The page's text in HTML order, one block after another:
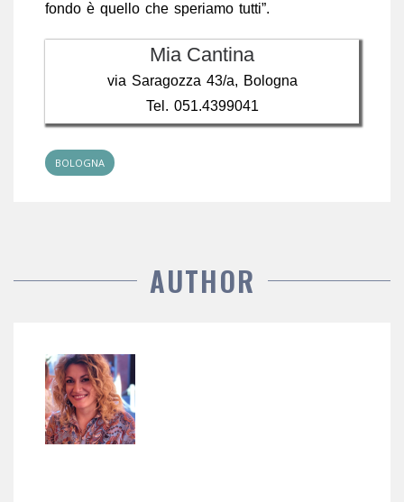
fondo è quello che speriamo tutti”.
Mia Cantina
via Saragozza 43/a, Bologna
Tel. 051.4399041
BOLOGNA
AUTHOR